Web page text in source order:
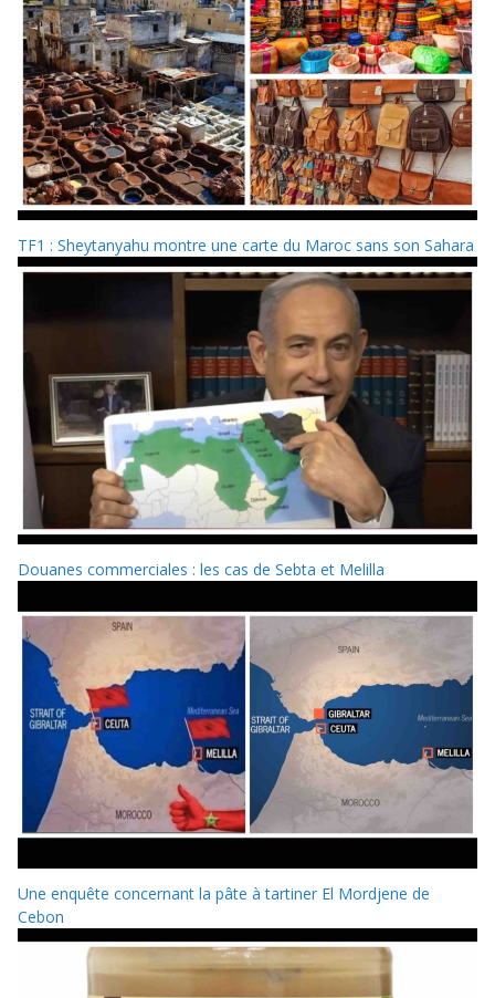
TF1 : Sheytanyahu montre une carte du Maroc sans son Sahara
Douanes commerciales : les cas de Sebta et Melilla
Une enquête concernant la pâte à tartiner El Mordjene de
Cebon